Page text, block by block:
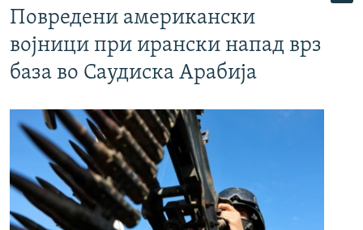
Повредени американски
војници при ирански напад врз
база во Саудиска Арабија